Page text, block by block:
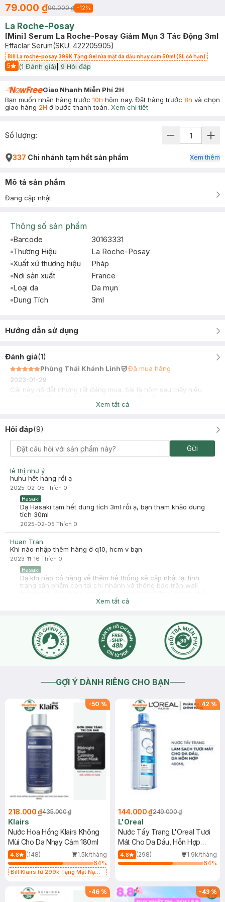
79.000 ₫90.000 ₫ -12%
La Roche-Posay
[Mini] Serum La Roche-Posay Giảm Mụn 3 Tác Động 3ml
Effaclar Serum(SKU: 422205905)
Bill La roche-posay 399K Tặng Gel rửa mặt da dầu nhạy cảm 50ml (SL có hạn)
5
Start Icon
(1 Đánh giá) 9 Hỏi đáp
Giao Nhanh Miễn Phí 2H
Bạn muốn nhận hàng trước 10h hôm nay. Đặt hàng trước 8h và chọn
giao hàng 2H ở bước thanh toán. Xem chi tiết
Số lượng:
337 Chi nhánh tạm hết sản phẩm Xem thêm
Mô tả sản phẩm
Đang cập nhật
Thông số sản phẩm
Barcode
30163331
Thương Hiệu
La Roche-Posay
Xuất xứ thương hiệu
Pháp
Nơi sản xuất
France
Loại da
Da mụn
Dung Tích
3ml
Hướng dẫn sử dụng
Đánh giá(1)
Phùng Thái Khánh Linh
Đã mua hàng
2023-01-29
Cái này nó đắt nhưng rất đáng mua. Sài là hôm sau thấy hiệu
Xem tất cả
Hỏi đáp(9)
Gửi
lê thị như ý
huhu hết hàng rồi ạ
2025-02-05 Thích 0
Hasaki
Dạ Hasaki tạm hết dung tích 3ml rồi ạ, bạn tham khảo dung
tích 30ml
2025-02-05 Thích 0
Huan Tran
Khi nào nhập thêm hàng ở q10, hcm v bạn
2023-11-16 Thích 0
Hasaki
Dạ khi nào có hàng về thêm hệ thống sẽ cập nhật lại tình
trạng sản phẩm còn tại chi nhánh và thông báo trên wall
<3. Bạn nhớ theo dõi page hoặc để nhận được thông tin
cho bạn nhé! <3
2023-11-17Thích0
Xem tất cả
GỢI Ý DÀNH RIÊNG CHO BẠN
-50 %
218.000 ₫435.000 ₫
Klairs
Nước Hoa Hồng Klairs Không
Mùi Cho Da Nhạy Cảm 180ml
4.8 (148)
1.5k/tháng
64%
Bill Klairs từ 299k Tặng Mặt Nạ
25ml (SL Có Hạn)
-42 %
144.000 ₫249.000 ₫
L'Oreal
Nước Tẩy Trang L'Oreal Tươi
Mát Cho Da Dầu, Hỗn Hợp
400ml
4.8 (298)
1.9k/tháng
64%
-46 % -43%